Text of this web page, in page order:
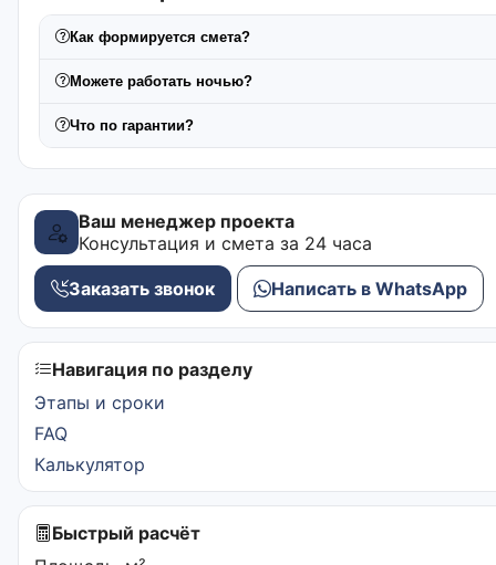
Как формируется смета?
Можете работать ночью?
Что по гарантии?
Ваш менеджер проекта
Консультация и смета за 24 часа
Заказать звонок Написать в WhatsApp
Навигация по разделу
Этапы и сроки
FAQ
Калькулятор
Быстрый расчёт